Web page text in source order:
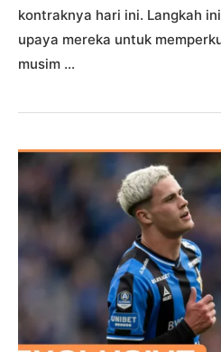
kontraknya hari ini. Langkah
upaya mereka untuk
musim …